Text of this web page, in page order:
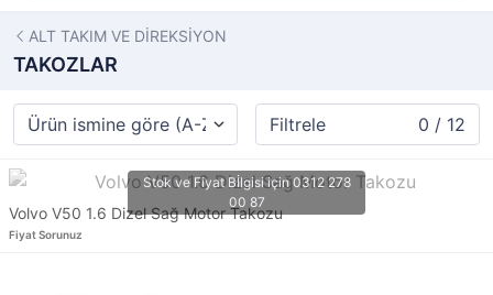
ALT TAKIM VE DİREKSİYON
TAKOZLAR
Filtrele 0 / 12
Volvo V50 1.6 Dizel Sağ Motor Takozu
Fiyat Sorunuz